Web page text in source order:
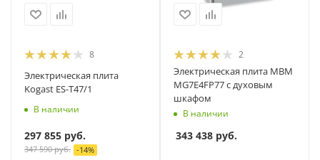
8
Электрическая плита
Kogast ES-Т47/1
В наличии
297 855 руб.
347 590руб. -14%
2
Электрическая плита MBM
MG7E4FP77 с духовым
шкафом
В наличии
343 438 руб.